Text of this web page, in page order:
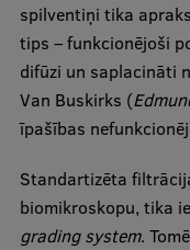
spilventiņi tika
tips – funkcionējoši
difūzi un saplacināti
Van Buskirks (
īpašības
Standartizēta
biomikroskopu, tika
grading system.